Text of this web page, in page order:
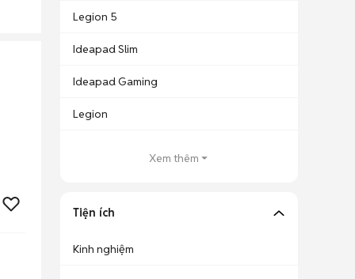
Legion 5
Ideapad Slim
Ideapad Gaming
Legion
Xem thêm
Tiện ích
Kinh nghiệm